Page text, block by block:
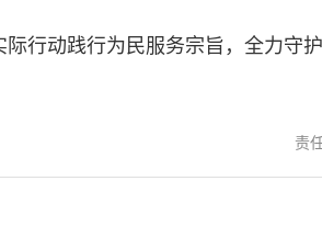
行动践行为民服务宗旨，全力守
责